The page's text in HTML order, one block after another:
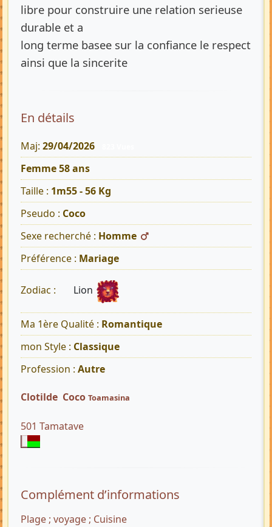
libre pour construire une relation serieuse
durable et a
long terme basee sur la confiance le respect
ainsi que la sincerite
En détails
Maj: 29/04/2026
Femme 58 ans
Taille : 1m55 - 56 Kg
Pseudo : Coco
Sexe recherché : Homme
Préférence : Mariage
Zodiac : Lion
Ma 1ère Qualité : Romantique
mon Style : Classique
Profession : Autre
Clotilde Coco Toamasina
501 Tamatave
Complément d’informations
Plage ; voyage ; Cuisine